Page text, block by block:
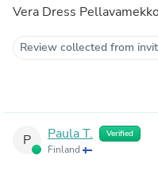
Vera Dress
Review collected from
P Paula T. Verified
Finland